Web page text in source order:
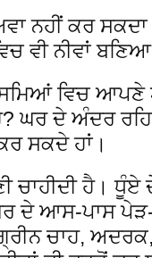
ਨਹੀਂ ਕਰ
ਵੀ ਨੀਵਾਂ
ਸਮਿਆਂ ਵਿਚ
ਘਰ ਦੇ ਅੰਦਰ
ਸਕਦੇ ਹਾਂ।
ਚਾਹੀਦੀ ਹੈ।
ਦੇ ਆਸ-ਪਾਸ
ਚਾਹ,